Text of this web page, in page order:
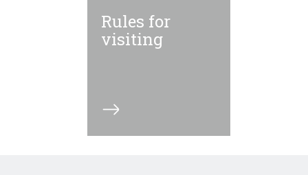
Rules for
visiting